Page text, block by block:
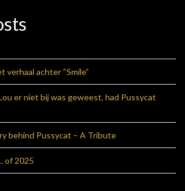
achter “Smile”
er niet bij was geweest, had Pussycat
behind Pussycat – A Tribute
of 2025